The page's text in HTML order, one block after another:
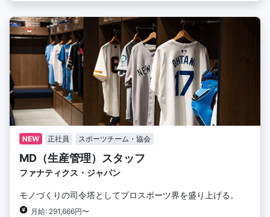
NEW 正社員 スポーツチーム・協会
MD（生産管理）スタッフ
ファナティクス・ジャパン
モノづくりの司令塔としてプロスポーツ界を盛り上げる。
月給: 291,666円〜